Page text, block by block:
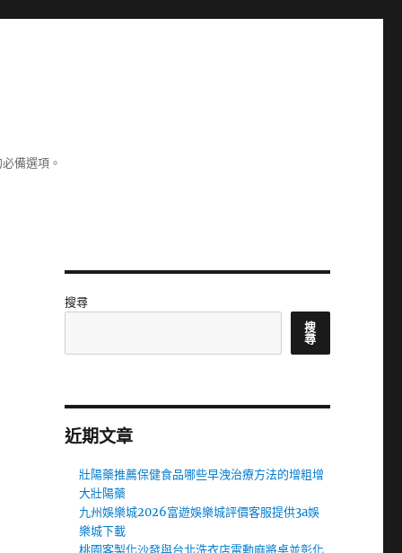
備選項。
搜尋
搜
尋
近期文章
壯陽藥推薦保健食品哪些早洩治療方法的增粗增
大壯陽藥
九州娛樂城2026富遊娛樂城評價客服提供3a娛
樂城下載
桃園客製化沙發與台北洗衣店電動麻將桌並彰化